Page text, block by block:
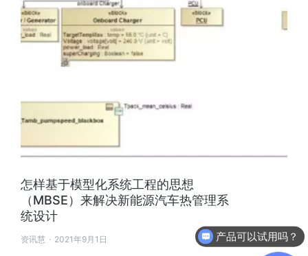
怎样基于模型化系统工程的思想
（MBSE）来解决新能源汽车热管理系
统设计
资讯慧 2021年9月1日 产品可以试用吗？